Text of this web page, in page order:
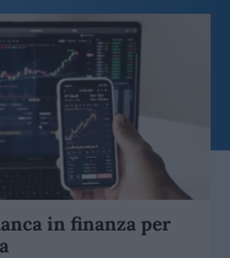
in finanza per